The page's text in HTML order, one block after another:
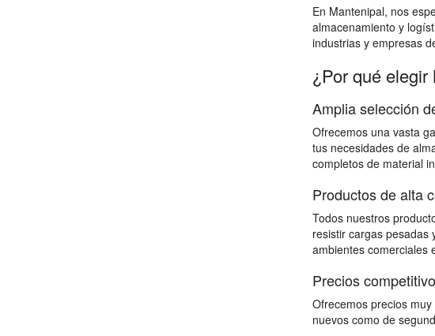
En Mantenipal, nos
almacenamiento y
industrias y empresas
¿Por qué elegir
Amplia selección
Ofrecemos una vasta
tus necesidades de
completos de material
Productos de alta
Todos nuestros
resistir cargas pesadas
ambientes comerciales
Precios
Ofrecemos precios
nuevos como de